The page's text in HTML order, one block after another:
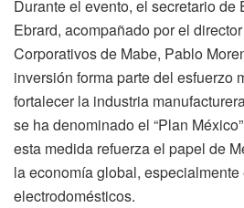
Durante el evento, el secretario de
Ebrard, acompañado por el
Corporativos de Mabe, Pablo
inversión forma parte del esfuerzo
fortalecer la industria
se ha denominado el “Plan
esta medida refuerza el papel de
la economía global,
electrodomésticos.